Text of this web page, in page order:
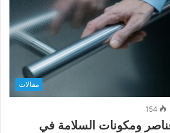
مقالات
154
ومكونات السلامة في